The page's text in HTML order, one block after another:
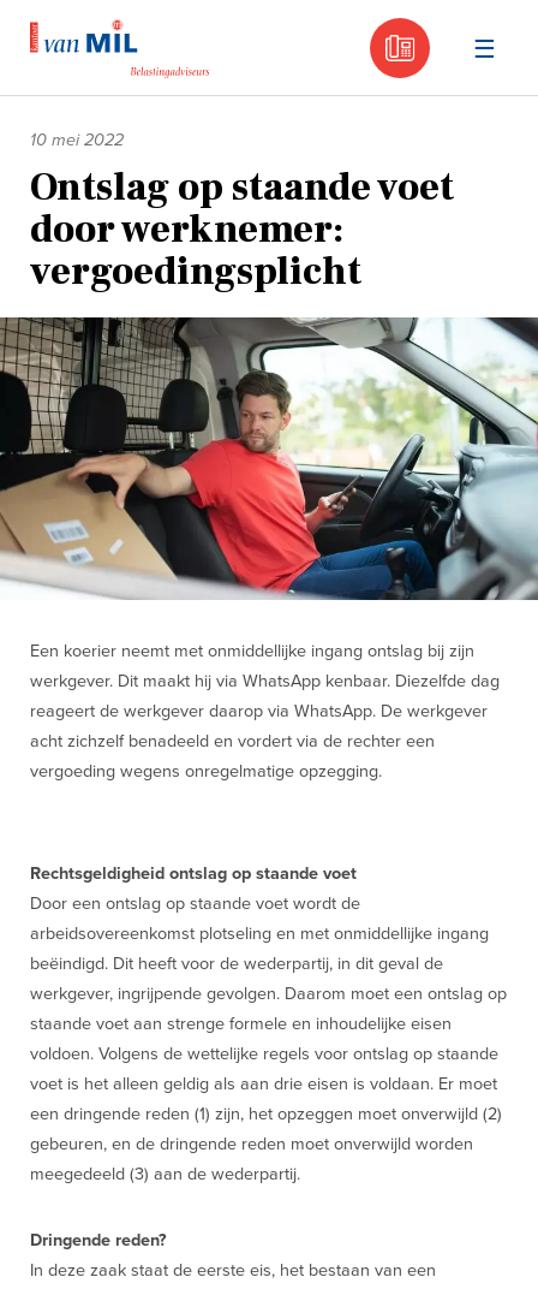
030 -
inhoud
10 mei 2022
Ontslag op staande voet
door werknemer:
vergoedingsplicht
Een koerier neemt met onmiddellijke ingang ontslag bij zijn
werkgever. Dit maakt hij via WhatsApp kenbaar. Diezelfde dag
reageert de werkgever daarop via WhatsApp. De werkgever
acht zichzelf benadeeld en vordert via de rechter een
vergoeding wegens onregelmatige opzegging.
Rechtsgeldigheid ontslag op staande voet
Door een ontslag op staande voet wordt de
arbeidsovereenkomst plotseling en met onmiddellijke ingang
beëindigd. Dit heeft voor de wederpartij, in dit geval de
werkgever, ingrijpende gevolgen. Daarom moet een ontslag op
staande voet aan strenge formele en inhoudelijke eisen
voldoen. Volgens de wettelijke regels voor ontslag op staande
voet is het alleen geldig als aan drie eisen is voldaan. Er moet
een dringende reden (1) zijn, het opzeggen moet onverwijld (2)
gebeuren, en de dringende reden moet onverwijld worden
meegedeeld (3) aan de wederpartij.
Dringende reden?
In deze zaak staat de eerste eis, het bestaan van een